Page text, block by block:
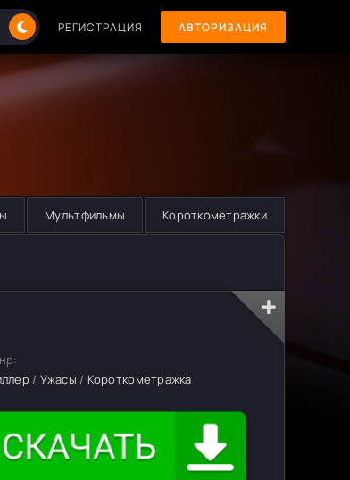
РЕГИСТРАЦИЯ АВТОРИЗАЦИЯ
Мультфильмы Короткометражки
/ Ужасы / Короткометражка